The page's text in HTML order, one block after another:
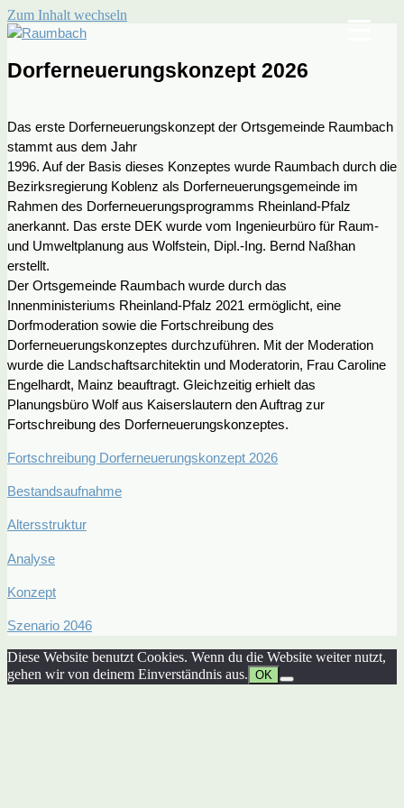
Zum Inhalt wechseln
Dorferneuerungskonzept 2026
Das erste Dorferneuerungskonzept der Ortsgemeinde Raumbach
stammt aus dem Jahr
1996. Auf der Basis dieses Konzeptes wurde Raumbach durch die
Bezirksregierung Koblenz als Dorferneuerungsgemeinde im
Rahmen des Dorferneuerungsprogramms Rheinland-Pfalz
anerkannt. Das erste DEK wurde vom Ingenieurbüro für Raum-
und Umweltplanung aus Wolfstein, Dipl.-Ing. Bernd Naßhan
erstellt.
Der Ortsgemeinde Raumbach wurde durch das
Innenministeriums Rheinland-Pfalz 2021 ermöglicht, eine
Dorfmoderation sowie die Fortschreibung des
Dorferneuerungskonzeptes durchzuführen. Mit der Moderation
wurde die Landschaftsarchitektin und Moderatorin, Frau Caroline
Engelhardt, Mainz beauftragt. Gleichzeitig erhielt das
Planungsbüro Wolf aus Kaiserslautern den Auftrag zur
Fortschreibung des Dorferneuerungskonzeptes.
Fortschreibung Dorferneuerungskonzept 2026
Bestandsaufnahme
Altersstruktur
Analyse
Konzept
Szenario 2046
Diese Website benutzt Cookies. Wenn du die Website weiter nutzt,
gehen wir von deinem Einverständnis aus. OK